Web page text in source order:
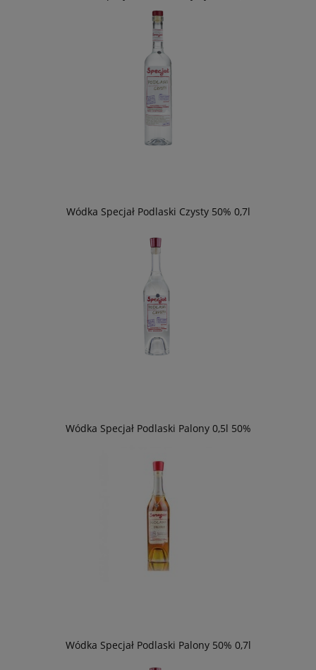
Wódka Specjał Podlaski Czysty 50% 0,7l
Wódka Specjał Podlaski Palony 0,5l 50%
Wódka Specjał Podlaski Palony 50% 0,7l